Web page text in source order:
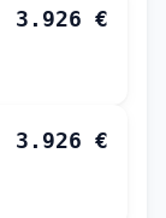
3.926 €
3.926 €